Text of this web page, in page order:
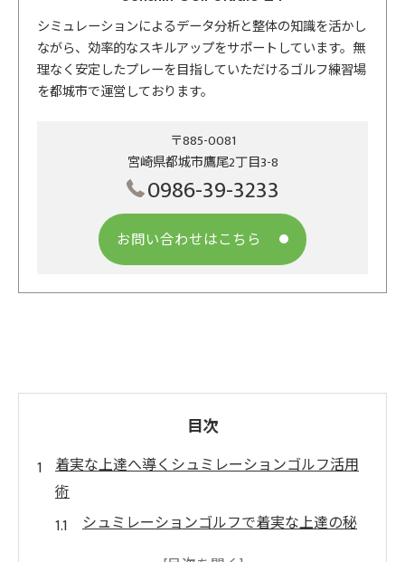
シミュレーションによるデータ分析と整体の知識を活かし
ながら、効率的なスキルアップをサポートしています。無
理なく安定したプレーを目指していただけるゴルフ練習場
を都城市で運営しております。
〒885-0081
宮崎県都城市鷹尾2丁目3-8
0986-39-3233
お問い合わせはこちら
目次
着実な上達へ導くシュミレーションゴルフ活用
術
シュミレーションゴルフで着実な上達の秘